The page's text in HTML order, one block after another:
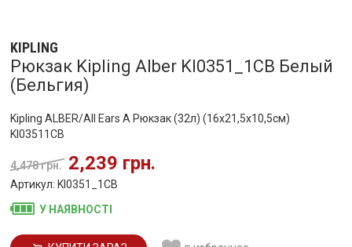
KIPLING
Рюкзак Kipling Alber KI0351_1CB Белый
(Бельгия)
Kipling ALBER/All Ears A Рюкзак (32л) (16x21,5x10,5см)
KI03511CB
4,478 грн. 2,239 грн.
Артикул: KI0351_1CB
У НАЯВНОСТІ